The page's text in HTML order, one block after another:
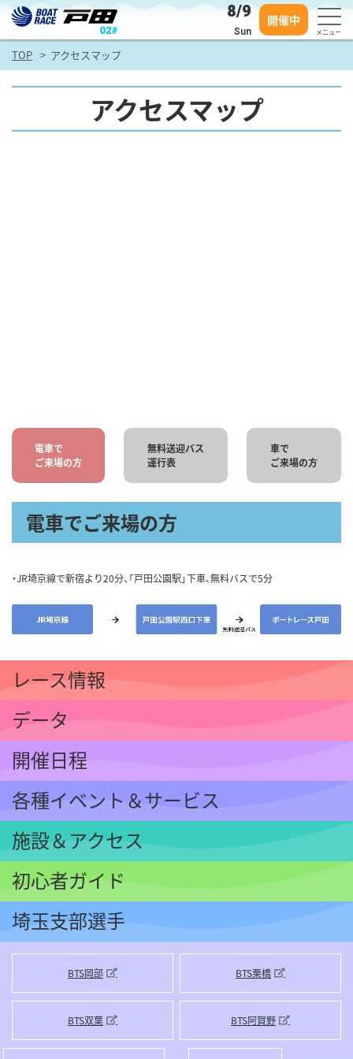
8/9
Sun
開催中
メニュー
TOP アクセスマップ
アクセスマップ
電車で
ご来場の方
無料送迎バス
運行表
車で
ご来場の方
電車でご来場の方
・JR埼京線で新宿より20分、「戸田公園駅」下車、無料バスで5分
レース情報
データ
開催日程
各種イベント ＆サービス
施設＆アクセス
初心者ガイド
埼玉支部選手
BTS岡部 BTS栗橋
BTS双葉 BTS阿賀野